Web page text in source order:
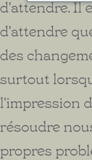
d'attendre. Il
d'attendre
des
surtout
l'impression
résoudre
propres